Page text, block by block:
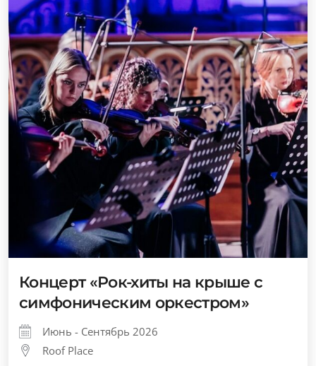
Концерт «Рок-хиты на крыше с
симфоническим оркестром»
Июнь - Сентябрь 2026
Roof Place